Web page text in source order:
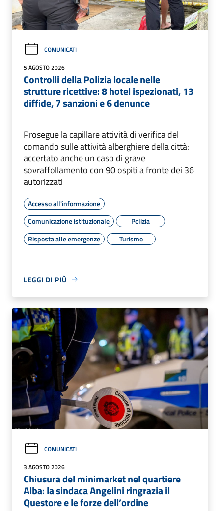
COMUNICATI
5 AGOSTO 2026
Controlli della Polizia locale nelle
strutture ricettive: 8 hotel ispezionati, 13
diffide, 7 sanzioni e 6 denunce
Prosegue la capillare attività di verifica del
comando sulle attività alberghiere della città:
accertato anche un caso di grave
sovraffollamento con 90 ospiti a fronte dei 36
autorizzati
Accesso all'informazione
Comunicazione istituzionale
Polizia
Risposta alle emergenze
Turismo
LEGGI DI PIÙ
COMUNICATI
3 AGOSTO 2026
Chiusura del minimarket nel quartiere
Alba: la sindaca Angelini ringrazia il
Questore e le forze dell’ordine